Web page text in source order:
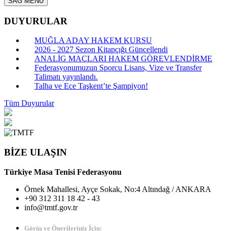
DUYURULAR
MUĞLA ADAY HAKEM KURSU
2026 - 2027 Sezon Kitapçığı Güncellendi
ANALİG MAÇLARI HAKEM GÖREVLENDİRME
Federasyonumuzun Sporcu Lisans, Vize ve Transfer
Talimatı yayınlandı.
Talha ve Ece Taşkent’te Şampiyon!
Tüm Duyurular
BİZE ULAŞIN
Türkiye Masa Tenisi Federasyonu
Örnek Mahallesi, Ayçe Sokak, No:4 Altındağ / ANKARA
+90 312 311 18 42 - 43
info@tmtf.gov.tr
Görüş ve Önerileriniz İçin: